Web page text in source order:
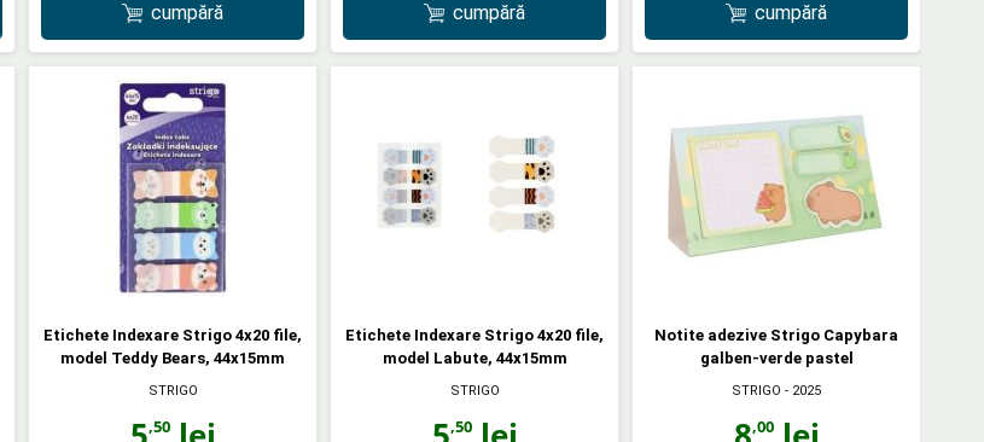
cumpără cumpără cumpără
Etichete Indexare Strigo 4x20 file,
model Teddy Bears, 44x15mm
STRIGO
,50
Etichete Indexare Strigo 4x20 file,
model Labute, 44x15mm
STRIGO
,50
Notite adezive Strigo Capybara
galben-verde pastel
STRIGO - 2025
,00